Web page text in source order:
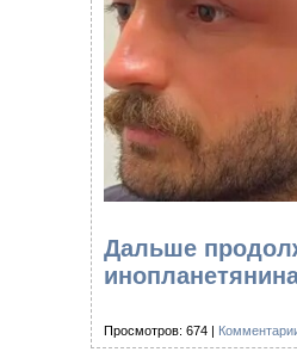
Дальше
Просмотров: 674 |